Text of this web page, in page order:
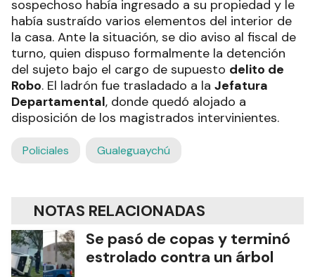
sospechoso había ingresado a su propiedad y le
había sustraído varios elementos del interior de
la casa. Ante la situación, se dio aviso al fiscal de
turno, quien dispuso formalmente la detención
del sujeto bajo el cargo de supuesto delito de
Robo. El ladrón fue trasladado a la Jefatura
Departamental, donde quedó alojado a
disposición de los magistrados intervinientes.
Policiales Gualeguaychú
NOTAS RELACIONADAS
Se pasó de copas y terminó
estrolado contra un árbol